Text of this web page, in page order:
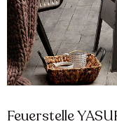
Feuerstelle